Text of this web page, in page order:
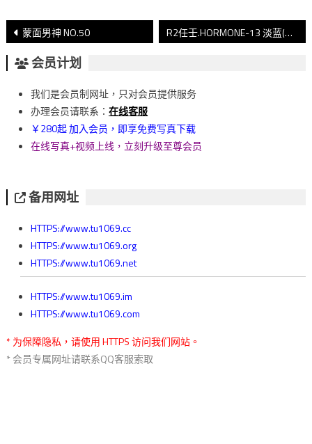
文
章
導
覽
蒙面男神 NO.50 R2任壬.HORMONE-13 淡蓝(上)
会员计划
我们是会员制网址，只对会员提供服务
办理会员请联系： 在线客服
￥280起 加入会员，即享免费写真下载
在线写真+视频上线，立刻升级至尊会员
备用网址
HTTPS://www.tu1069.cc
HTTPS://www.tu1069.org
HTTPS://www.tu1069.net
HTTPS://www.tu1069.im
HTTPS://www.tu1069.com
* 为保障隐私，请使用 HTTPS 访问我们网站。
* 会员专属网址请联系QQ客服索取